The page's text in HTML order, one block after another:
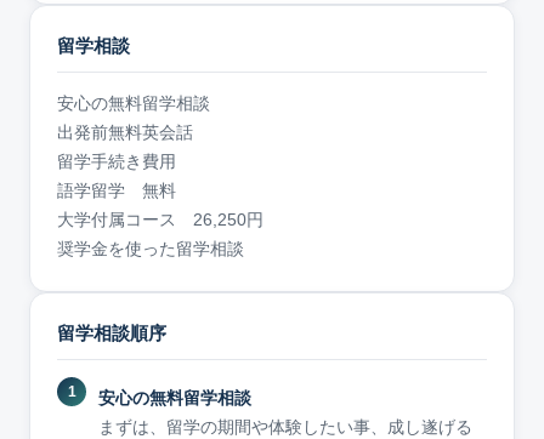
留学相談
安心の無料留学相談
出発前無料英会話
留学手続き費用
語学留学 無料
大学付属コース 26,250円
奨学金を使った留学相談
留学相談順序
安心の無料留学相談
まずは、留学の期間や体験したい事、成し遂げる